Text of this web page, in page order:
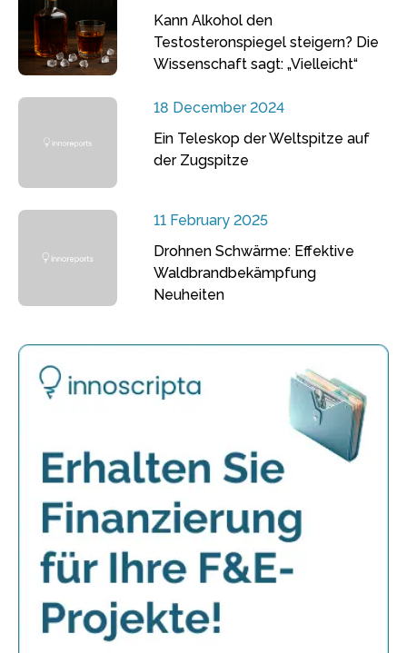
Kann Alkohol den
Testosteronspiegel steigern? Die
Wissenschaft sagt: „Vielleicht“
18 December 2024
Ein Teleskop der Weltspitze auf
der Zugspitze
11 February 2025
Drohnen Schwärme: Effektive
Waldbrandbekämpfung
Neuheiten